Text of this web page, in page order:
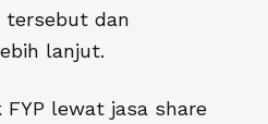
tersebut dan
lanjut.
lewat jasa share